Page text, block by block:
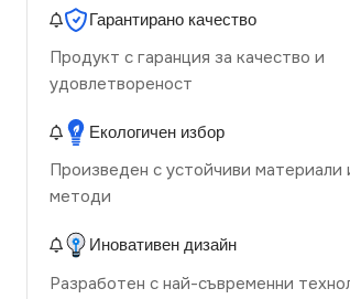
Гарантирано качество
Продукт с гаранция за качество и
удовлетвореност
Екологичен избор
Произведен с устойчиви материали
методи
Иновативен дизайн
Разработен с най-съвременни